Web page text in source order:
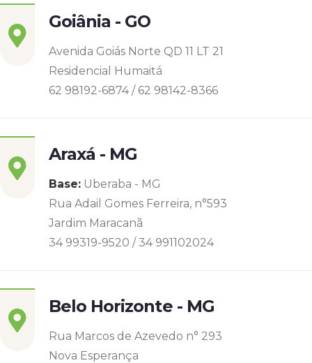
Goiânia - GO
Avenida Goiás Norte QD 11 LT 21
Residencial Humaitá
62 98192-6874 / 62 98142-8366
Araxá - MG
Base: Uberaba - MG
Rua Adail Gomes Ferreira, n°593
Jardim Maracanã
34 99319-9520 / 34 991102024
Belo Horizonte - MG
Rua Marcos de Azevedo n° 293
Nova Esperança